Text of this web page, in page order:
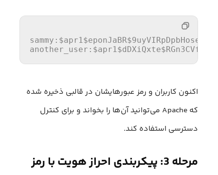
اکنون کاربران و رمز عبورهایشان در قالبی ذخیره شده
که Apache می‌توانید آن‌ها را بخواند و برای کنترل
دسترسی استفاده کند.
مرحله 3: پیکربندی احراز هویت با رمز